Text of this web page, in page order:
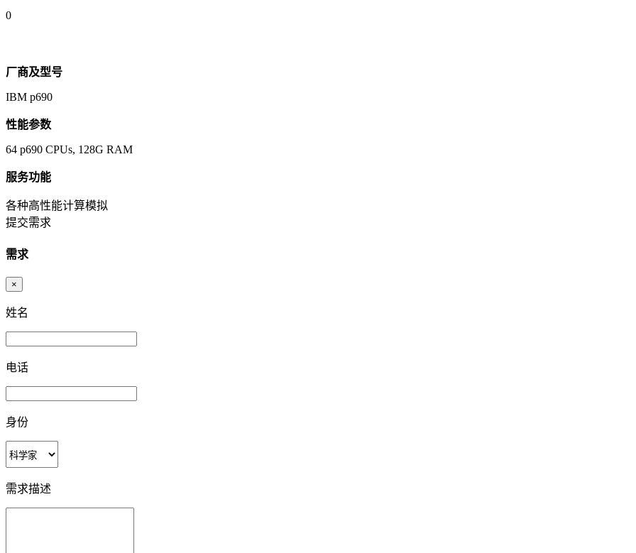
0
厂商及型号
IBM p690
性能参数
64 p690 CPUs, 128G RAM
服务功能
各种高性能计算模拟
提交需求
需求
×
姓名
电话
身份
需求描述